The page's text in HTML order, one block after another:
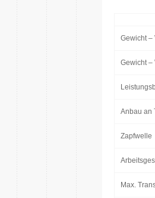
Gewicht –
Gewicht –
Anbau an
Zapfwelle
Max.